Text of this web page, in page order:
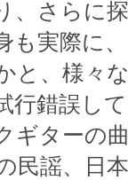
、さらに
も実際に
と、様々
行錯誤し
ギターの
民謡、日